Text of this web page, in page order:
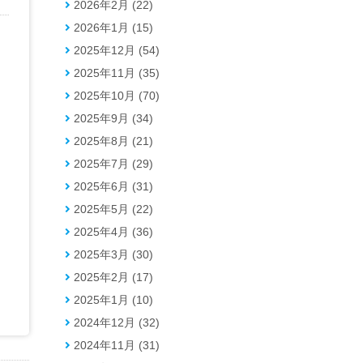
2026年2月 (22)
2026年1月 (15)
2025年12月 (54)
2025年11月 (35)
2025年10月 (70)
2025年9月 (34)
2025年8月 (21)
2025年7月 (29)
2025年6月 (31)
2025年5月 (22)
2025年4月 (36)
2025年3月 (30)
2025年2月 (17)
2025年1月 (10)
2024年12月 (32)
2024年11月 (31)